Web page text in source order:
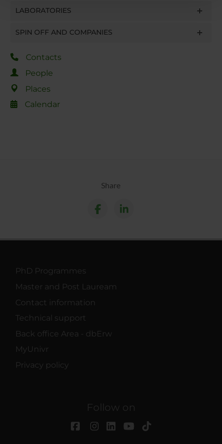
con altre informazioni che hai fornito loro o che hanno
LABORATORIES
SPIN OFF AND COMPANIES
Contacts
People
Places
Calendar
Share
PhD Programmes
Master and Post Lauream
Contact information
Technical support
Back office Area - dbErw
MyUnivr
Privacy policy
Follow on